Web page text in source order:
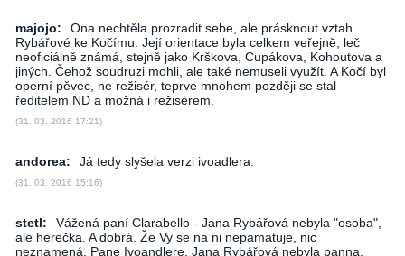
majojo:
Ona nechtěla prozradit sebe, ale prásknout vztah
Rybářové ke Kočímu. Její orientace byla celkem veřejně, leč
neoficiálně známá, stejně jako Krškova, Cupákova, Kohoutova a
jiných. Čehož soudruzi mohli, ale také nemuseli využít. A Kočí byl
operní pěvec, ne režisér, teprve mnohem později se stal
ředitelem ND a možná i režisérem.
(31. 03. 2016 17:21)
andorea: Já tedy slyšela verzi ivoadlera.
(31. 03. 2016 15:16)
stetl:
Vážená paní Clarabello - Jana Rybářová nebyla "osoba",
ale herečka. A dobrá. Že Vy se na ni nepamatuje, nic
neznamená. Pane Ivoandlere, Jana Rybářová nebyla panna,